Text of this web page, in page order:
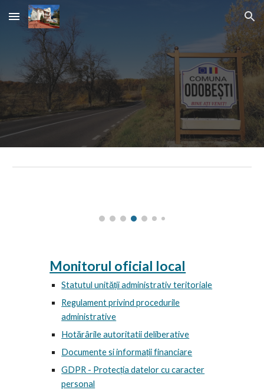
Skip to main content Skip to navigation
Monitorul oficial local
Statutul unității administrativ teritoriale
Regulament privind procedurile
administrative
Hotărârile autoritatii deliberative
Documente si informații financiare
GDPR - Protecția datelor cu caracter
personal